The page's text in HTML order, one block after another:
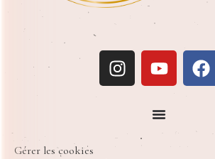
Gérer les cookies